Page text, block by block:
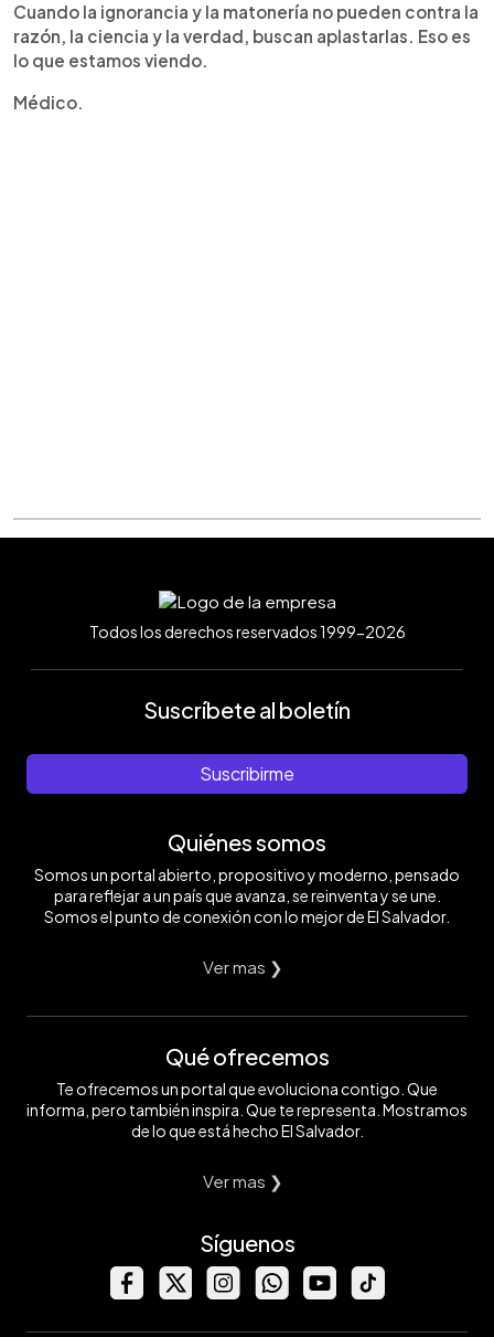
Cuando la ignorancia y la matonería no pueden contra la
razón, la ciencia y la verdad, buscan aplastarlas. Eso es
lo que estamos viendo.
Médico.
Todos los derechos reservados 1999-2026
Suscríbete al boletín
Suscribirme
Quiénes somos
Somos un portal abierto, propositivo y moderno, pensado
para reflejar a un país que avanza, se reinventa y se une.
Somos el punto de conexión con lo mejor de El Salvador.
Ver mas ❯
Qué ofrecemos
Te ofrecemos un portal que evoluciona contigo. Que
informa, pero también inspira. Que te representa. Mostramos
de lo que está hecho El Salvador.
Ver mas ❯
Síguenos